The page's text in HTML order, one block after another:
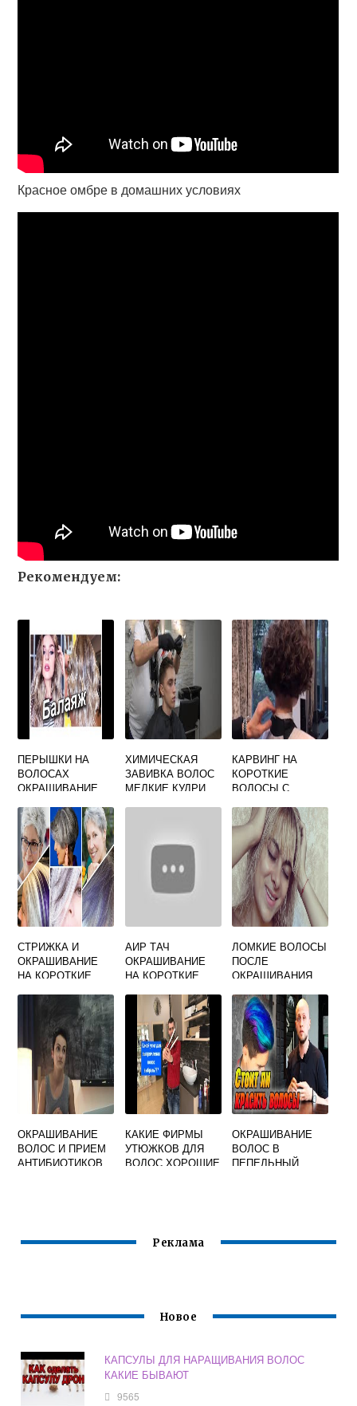
Красное омбре в домашних условиях
Рекомендуем:
ПЕРЫШКИ НА
ВОЛОСАХ
ОКРАШИВАНИЕ
ХИМИЧЕСКАЯ
ЗАВИВКА ВОЛОС
МЕЛКИЕ КУДРИ
КАРВИНГ НА
КОРОТКИЕ
ВОЛОСЫ С
СТРИЖКА И
ОКРАШИВАНИЕ
НА КОРОТКИЕ
АИР ТАЧ
ОКРАШИВАНИЕ
НА КОРОТКИЕ
ЛОМКИЕ ВОЛОСЫ
ПОСЛЕ
ОКРАШИВАНИЯ
ОКРАШИВАНИЕ
ВОЛОС И ПРИЕМ
АНТИБИОТИКОВ
КАКИЕ ФИРМЫ
УТЮЖКОВ ДЛЯ
ВОЛОС ХОРОШИЕ
ОКРАШИВАНИЕ
ВОЛОС В
ПЕПЕЛЬНЫЙ
Реклама
Новое
КАПСУЛЫ ДЛЯ НАРАЩИВАНИЯ ВОЛОС
КАКИЕ БЫВАЮТ
9565